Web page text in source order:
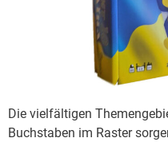
Die vielfältigen
Buchstaben im Raster